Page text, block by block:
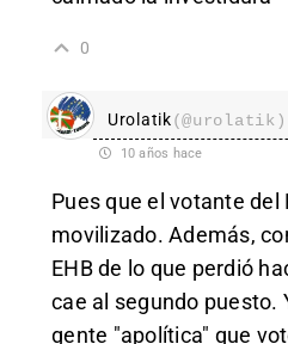
0
Urolatik(@urolatik)
10 años hace
Pues que el votante del
movilizado. Además,
EHB de lo que perdió
cae al segundo puesto.
gente "apolítica" que